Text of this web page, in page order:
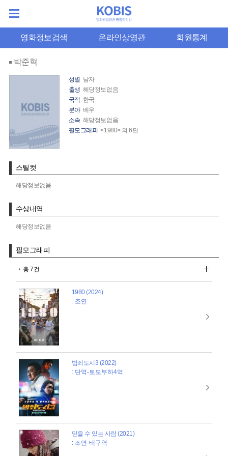
영화정보검색 온라인상영관 회원통계
박준혁
성별 남자
출생 해당정보없음
국적 한국
분야 배우
소속 해당정보없음
필모그래피 <1980> 외 6편
스틸컷
해당정보없음
수상내역
해당정보없음
필모그래피
총 7건
1980 (2024)
: 조연
범죄도시3 (2022)
: 단역-토모부하4역
믿을 수 있는 사람 (2021)
: 조연-태구역